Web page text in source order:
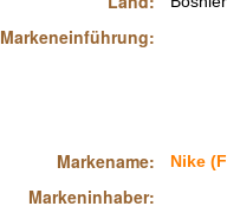
Markeneinführung:
Markename:
Markeninhaber:
Nike